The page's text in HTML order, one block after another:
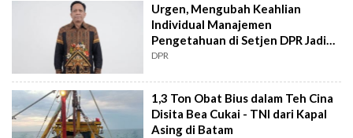
Urgen, Mengubah Keahlian
Individual Manajemen
Pengetahuan di Setjen DPR Jadi
Kekuatan Institusional
DPR
1,3 Ton Obat Bius dalam Teh Cina
Disita Bea Cukai - TNI dari Kapal
Asing di Batam